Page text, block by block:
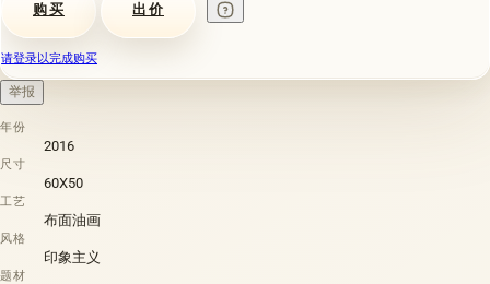
购买 出价
请登录以完成购买
举报
年份
2016
尺寸
60X50
工艺
布面油画
风格
印象主义
题材